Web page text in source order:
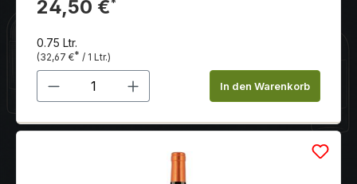
kräftiger Abgang macht den Artas zu einem sehr
24,50 €
0.75 Ltr.
(32,67 €* / 1 Ltr.)
Produkt Anzahl: Gib denIn den Warenkorb